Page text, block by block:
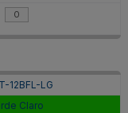
12BFL-LG
Claro